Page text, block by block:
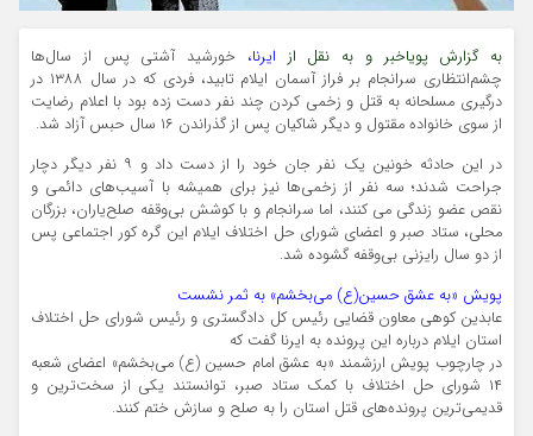
به گزارش پویاخبر و به نقل از ایرنا، خورشید آشتی پس از سال‌ها
چشم‌انتظاری سرانجام بر فراز آسمان ایلام تابید، فردی که در سال ۱۳۸۸ در
درگیری مسلحانه به قتل و زخمی کردن چند نفر دست زده بود با اعلام رضایت
از سوی خانواده مقتول و دیگر شاکیان پس از گذراندن ۱۶ سال حبس آزاد شد.
در این حادثه خونین یک نفر جان خود را از دست داد و ۹ نفر دیگر دچار
جراحت شدند؛ سه نفر از زخمی‌ها نیز برای همیشه با آسیب‌های دائمی و
نقص عضو زندگی می کنند، اما سرانجام و با کوشش بی‌وقفه صلح‌یاران، بزرگان
محلی، ستاد صبر و اعضای شورای حل اختلاف ایلام این گره کور اجتماعی پس
از دو سال رایزنی بی‌وقفه گشوده شد.
پویش «به عشق حسین(ع) می‌بخشم» به ثمر نشست
عابدین کوهی معاون قضایی رئیس کل دادگستری و رئیس شورای حل اختلاف
استان ایلام درباره این پرونده به ایرنا گفت که
در چارچوب پویش ارزشمند «به عشق امام حسین (ع) می‌بخشم» اعضای شعبه
۱۴ شورای حل اختلاف با کمک ستاد صبر، توانستند یکی از سخت‌ترین و
قدیمی‌ترین پرونده‌های قتل استان را به صلح و سازش ختم کنند.